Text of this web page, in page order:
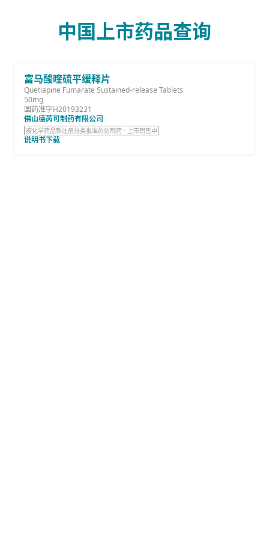
中国上市药品查询
富马酸喹硫平缓释片
Quetiapine Fumarate Sustained-release Tablets
50mg
国药准字H20193231
佛山德芮可制药有限公司
按化学药品新注册分类批准的仿制药 · 上市销售中
说明书下载